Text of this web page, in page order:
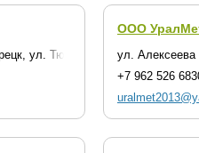
ул. Тюленина, дом 28
ООО
ул. Алексеева
+7 962 526